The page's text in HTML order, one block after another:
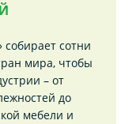
собирает сотни
мира, чтобы
– от
до
мебели и